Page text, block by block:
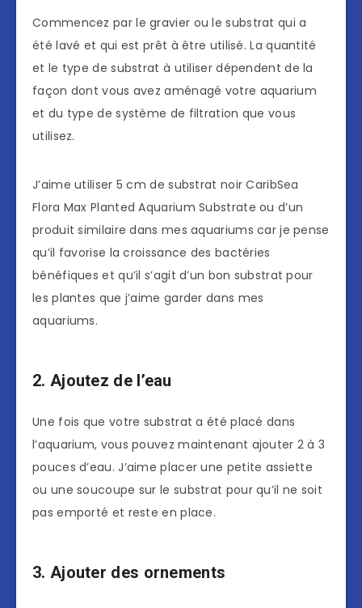
Commencez par le gravier ou le substrat qui a
été lavé et qui est prêt à être utilisé. La quantité
et le type de substrat à utiliser dépendent de la
façon dont vous avez aménagé votre aquarium
et du type de système de filtration que vous
utilisez.
J’aime utiliser 5 cm de substrat noir CaribSea
Flora Max Planted Aquarium Substrate ou d’un
produit similaire dans mes aquariums car je pense
qu’il favorise la croissance des bactéries
bénéfiques et qu’il s’agit d’un bon substrat pour
les plantes que j’aime garder dans mes
aquariums.
2. Ajoutez de l’eau
Une fois que votre substrat a été placé dans
l’aquarium, vous pouvez maintenant ajouter 2 à 3
pouces d’eau. J’aime placer une petite assiette
ou une soucoupe sur le substrat pour qu’il ne soit
pas emporté et reste en place.
3. Ajouter des ornements